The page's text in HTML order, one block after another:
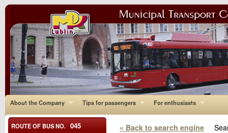
About the Company Tips for passengers For enthusiasts
« Back to search engine
ROUTE OF BUS NO. 045